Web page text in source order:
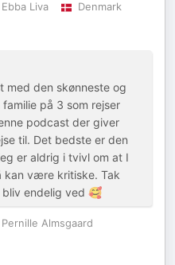
Ebba Liva
Denmark
den skønneste og
familie på 3 som rejser
podcast der giver
til. Det bedste er den
er aldrig i tvivl om at I
kan være kritiske. Tak
endelig ved 🥰
Pernille Almsgaard